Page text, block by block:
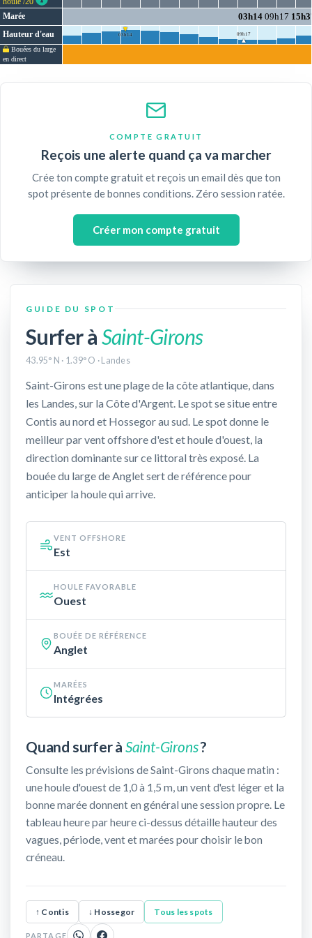
Marée
03h14 09h17
Hauteur d'eau
▼
03h14 09h17
▲
Bouées du large
en direct
COMPTE GRATUIT
Reçois une alerte quand ça va marcher
Crée ton compte gratuit et reçois un email dès que ton
spot présente de bonnes conditions. Zéro session ratée.
Créer mon compte gratuit
GUIDE DU SPOT
Surfer àSaint-Girons
43.95° N · 1.39° O · Landes
Saint-Girons est une plage de la côte atlantique, dans
les Landes, sur la Côte d'Argent. Le spot se situe entre
Contis au nord et Hossegor au sud. Le spot donne le
meilleur par vent offshore d'est et houle d'ouest, la
direction dominante sur ce littoral très exposé. La
bouée du large de Anglet sert de référence pour
anticiper la houle qui arrive.
VENT OFFSHORE
Est
HOULE FAVORABLE
Ouest
BOUÉE DE RÉFÉRENCE
Anglet
MARÉES
Intégrées
Quand surfer à Saint-Girons?
Consulte les prévisions de Saint-Girons chaque matin :
une houle d'ouest de 1,0 à 1,5 m, un vent d'est léger et la
bonne marée donnent en général une session propre. Le
tableau heure par heure ci-dessus détaille hauteur des
vagues, période, vent et marées pour choisir le bon
créneau.
↑ Contis ↓ Hossegor Tous les spots
PARTAGE